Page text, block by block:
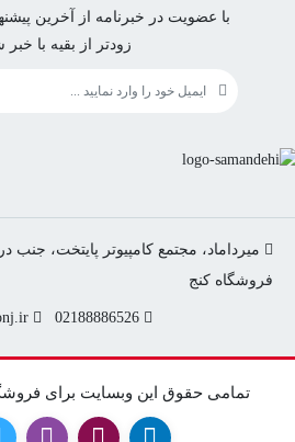
با عضویت در خبرنامه از آخرین
زودتر از بقیه با خبر
02188886526
تمامی حقوق این وبسایت برای